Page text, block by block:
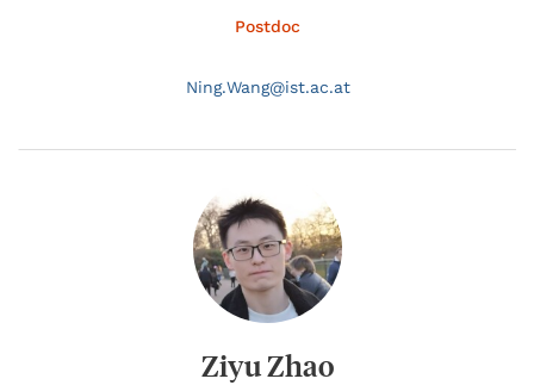
Postdoc
Ning.Wang@ist.ac.at
Ziyu Zhao